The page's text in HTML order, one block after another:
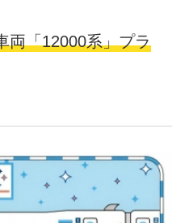
両「12000系」プラ